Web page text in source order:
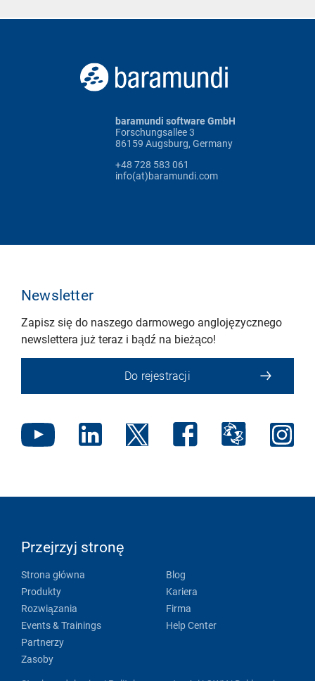
baramundi software GmbH
Forschungsallee 3
86159 Augsburg, Germany
+48 728 583 061
info(at)baramundi.com
Newsletter
Zapisz się do naszego darmowego anglojęzycznego
newslettera już teraz i bądź na bieżąco!
Do rejestracji
Przejrzyj stronę
Strona główna
Produkty
Rozwiązania
Events & Trainings
Partnerzy
Zasoby
Blog
Kariera
Firma
Help Center